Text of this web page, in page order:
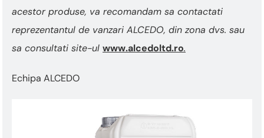
acestor produse, va recomandam sa contactati
reprezentantul de vanzari ALCEDO, din zona dvs. sau
sa consultati site-ul www.alcedoltd.ro.
Echipa ALCEDO